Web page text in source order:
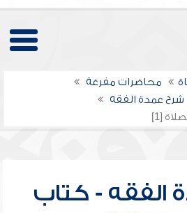
محاضرات مفرغة
شرح عمدة الفقه
[1]
الفقه - كتاب